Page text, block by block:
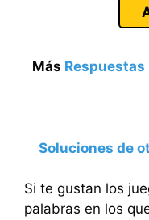
Más
Soluciones de
Si te gustan los
palabras en los